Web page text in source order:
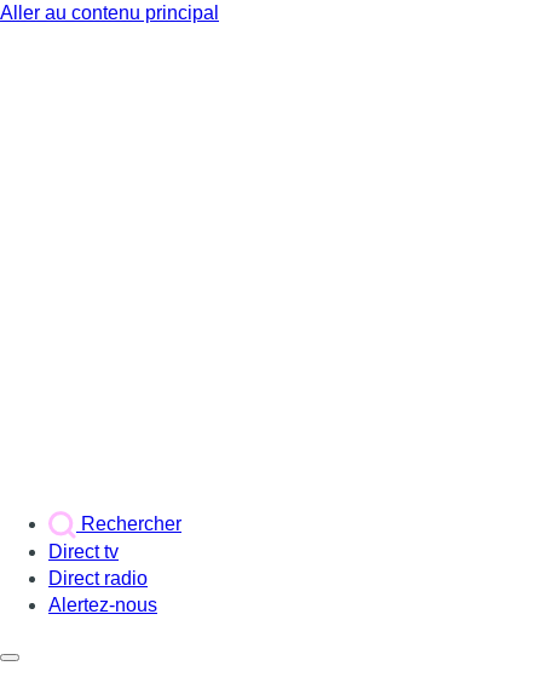
Aller au contenu principal
Rechercher
Direct tv
Direct radio
Alertez-nous